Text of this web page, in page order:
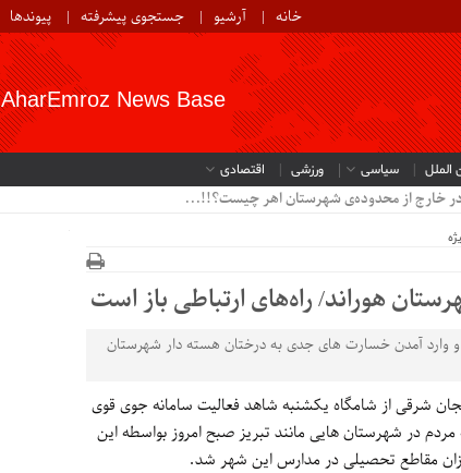
خانه آرشیو جستجوی پیشرفته پیوندها
AharEmroz News Base
الملل سیاسی ورزشی اقتصادی
خارج از محدوده‌ی شهرستان اهر چیست؟!!...
وارد آمدن خسارت های جدی به درختان هسته دار شهرستان
شرقی از شامگاه یکشنبه شاهد فعالیت سامانه جوی قوی
در شهرستان هایی مانند تبریز صبح امروز بواسطه این
مقاطع تحصیلی در مدارس این شهر شد.